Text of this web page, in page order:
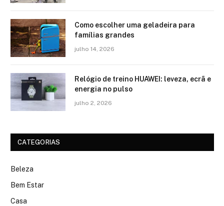
Como escolher uma geladeira para
famílias grandes
julho 14, 2026
Relógio de treino​ HUAWEI: leveza, ecrã e
energia no pulso
julho 2, 2026
CATEGORIAS
Beleza
Bem Estar
Casa